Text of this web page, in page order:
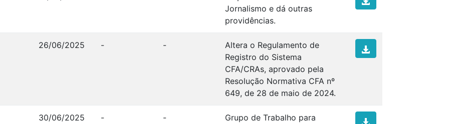
Jornalismo e dá outras
providências.
26/06/2025 - -
Altera o Regulamento de
Registro do Sistema
CFA/CRAs, aprovado pela
Resolução Normativa CFA nº
649, de 28 de maio de 2024.
30/06/2025 - -
Grupo de Trabalho para